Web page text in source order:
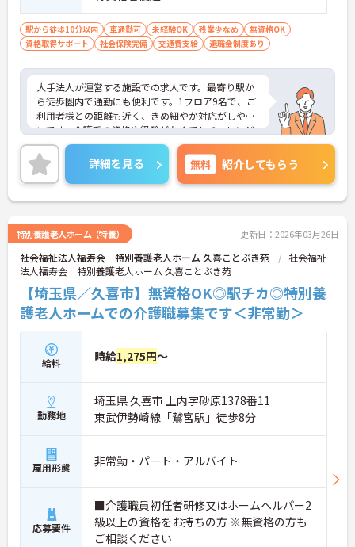
駅から徒歩10分以内 車通勤可 未経験OK 残業少なめ
無資格OK
資格取得サポート
社会保険完備 交通費支給 退職金制度あり
大手法人が運営する施設での求人です。最寄り駅か
ら徒歩圏内で通勤にも便利です。1フロア9名で、ご
利用者様との距離も近く、きめ細やか対応がしやす
いです。介護系の資格や経験がなくてもチャレンジ
いただけます。ご興味のある方はお気軽にお問い合
わせ下さい。詳細を見る 無料 紹介してもらう
特別養護老人ホーム（特養） 更新日：2026年03月26日
社会福祉法人福寿会 特別養護老人ホーム 久喜ことぶき苑
社会福祉
法人福寿会 特別養護老人ホーム 久喜ことぶき苑
【埼玉県／久喜市】無資格OK◎駅チカ◎特別養
護老人ホームでの介護職募集です＜非常勤＞
給料 時給1,275円～
勤務地
埼玉県 久喜市 上内字砂原1378番11
東武伊勢崎線「鷲宮駅」徒歩8分
雇用形態 非常勤・パート・アルバイト
応募要件
■介護職員初任者研修又はホームヘルパー2
級以上の資格をお持ちの方 ※無資格の方も
ご相談ください